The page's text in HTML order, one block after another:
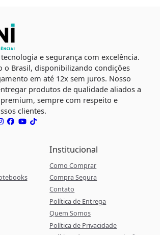
e segurança com excelência.
o Brasil, disponibilizando condições
em até 12x sem juros. Nosso
produtos de qualidade aliados a
sempre com respeito e
clientes.
Institucional
Como Comprar
Compra Segura
Contato
Política de Entrega
Quem Somos
Política de Privacidade